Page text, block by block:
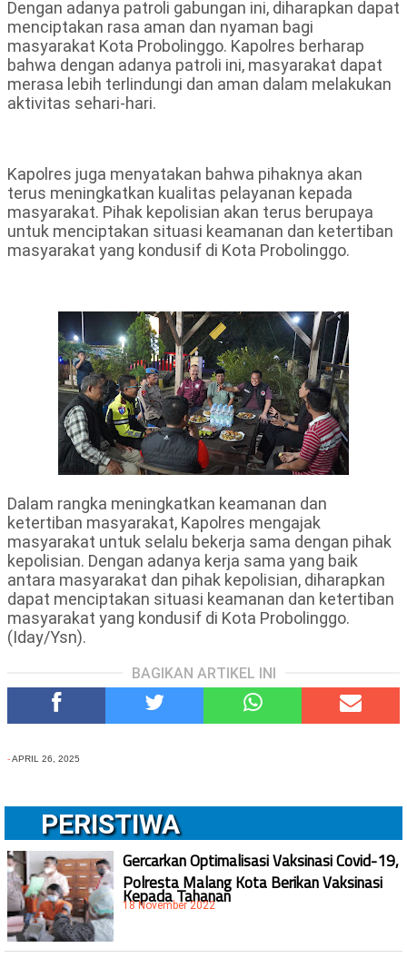
Dengan adanya patroli gabungan ini, diharapkan dapat
menciptakan rasa aman dan nyaman bagi
masyarakat Kota Probolinggo. Kapolres berharap
bahwa dengan adanya patroli ini, masyarakat dapat
merasa lebih terlindungi dan aman dalam melakukan
aktivitas sehari-hari.
Kapolres juga menyatakan bahwa pihaknya akan
terus meningkatkan kualitas pelayanan kepada
masyarakat. Pihak kepolisian akan terus berupaya
untuk menciptakan situasi keamanan dan ketertiban
masyarakat yang kondusif di Kota Probolinggo.
Dalam rangka meningkatkan keamanan dan
ketertiban masyarakat, Kapolres mengajak
masyarakat untuk selalu bekerja sama dengan pihak
kepolisian. Dengan adanya kerja sama yang baik
antara masyarakat dan pihak kepolisian, diharapkan
dapat menciptakan situasi keamanan dan ketertiban
masyarakat yang kondusif di Kota Probolinggo.
(Iday/Ysn).
BAGIKAN ARTIKEL INI
-APRIL 26, 2025
PERISTIWA
Gercarkan Optimalisasi Vaksinasi Covid-19,
Polresta Malang Kota Berikan Vaksinasi
Kepada Tahanan
18 November 2022